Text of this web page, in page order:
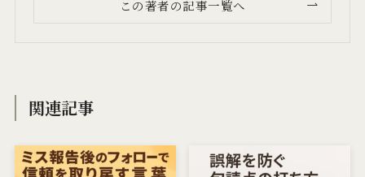
この著者の記事一覧へ
関連記事